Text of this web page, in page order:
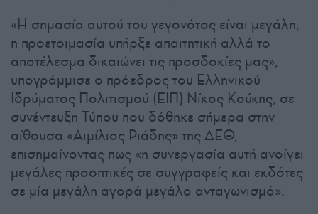
«Η σημασία αυτού του γεγονότος είναι μεγάλη,
η προετοιμασία υπήρξε απαιτητική αλλά το
αποτέλεσμα δικαιώνει τις προσδοκίες μας»,
υπογράμμισε ο πρόεδρος του Ελληνικού
Ιδρύματος Πολιτισμού (ΕΙΠ) Νίκος Κούκης, σε
συνέντευξη Τύπου που δόθηκε σήμερα στην
αίθουσα «Αιμίλιος Ριάδης» της ΔΕΘ,
επισημαίνοντας πως «η συνεργασία αυτή ανοίγει
μεγάλες προοπτικές σε συγγραφείς και εκδότες
σε μία μεγάλη αγορά μεγάλο ανταγωνισμό».